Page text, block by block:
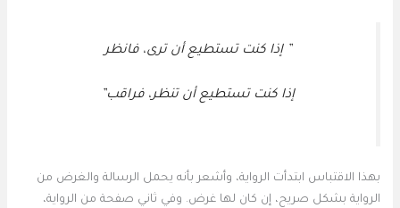
” إذا كنت تستطيع أن ترى، فانظر
إذا كنت تستطيع أن تنظر، فراقب”
بهذا الاقتباس ابتدأت الرواية، وأشعر بأنه يحمل الرسالة والغرض من
الرواية بشكل صريح، إن كان لها غرض. وفي ثاني صفحة من الرواية،